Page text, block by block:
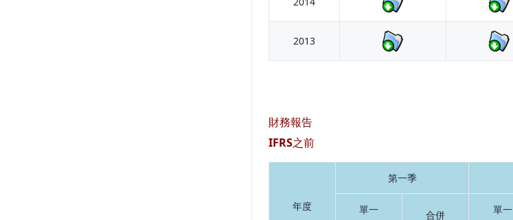
2013
財務報告
IFRS之前
年度
第一季
單一 合併 單一